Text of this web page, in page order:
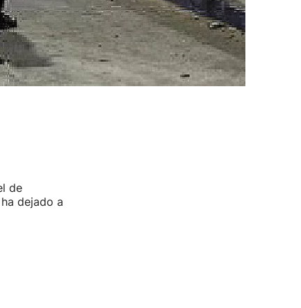
de
dejado a